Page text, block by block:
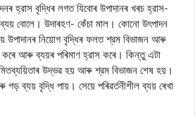
হ্রাস বৃদ্ধিৰ লগত যিবোৰ উপাদানৰ খৰচ হ্রাস-
ব্যয় বোলে। উদাৰহণ- কেঁচা মাল। কোনো উৎপাদন
উপাদানৰ নিয়োগ বৃদ্ধিৰ ফলত শ্রম বিভাজন আৰু
কৰে আৰু ব্যয়ৰ পৰিমাণ হ্রাস কৰে। কিন্তু এটা
উদ্ভৱ হয় আৰু শ্রম বিভাজন শেষ হয়।
ব্যয় বৃদ্ধি পায়। সেয়ে পৰিৱৰ্তনীশীল ব্যয় ৰেখা